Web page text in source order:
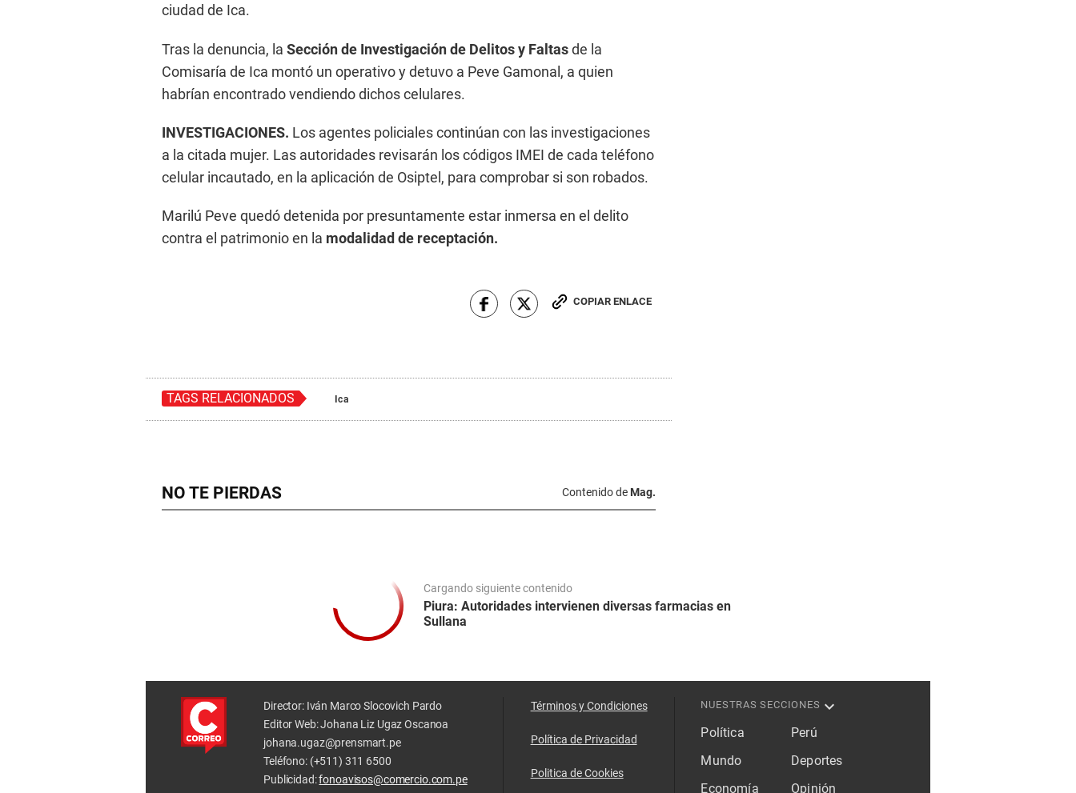
ciudad de Ica.
Tras la denuncia, la Sección de Investigación de Delitos y Faltasde la
Comisaría de Ica montó un operativo y detuvo a Peve Gamonal, a quien
habrían encontrado vendiendo dichos celulares.
INVESTIGACIONES. Los agentes policiales continúan con las investigaciones
a la citada mujer. Las autoridades revisarán los códigos IMEI de cada teléfono
celular incautado, en la aplicación de Osiptel, para comprobar si son robados.
Marilú Peve quedó detenida por presuntamente estar inmersa en el delito
contra el patrimonio en la modalidad de receptación.
COPIAR ENLACE
TAGS RELACIONADOS Ica
NO TE PIERDAS Contenido de Mag.
Cargando siguiente contenido
Piura: Autoridades intervienen diversas farmacias en
Sullana
Director: Iván Marco Slocovich Pardo
Editor Web: Johana Liz Ugaz Oscanoa
johana.ugaz@prensmart.pe
Teléfono: (+511) 311 6500
Publicidad:fonoavisos@comercio.com.pe
Términos y Condiciones
Política de Privacidad
Politica de Cookies
NUESTRAS SECCIONES
Política
Perú
Mundo
Deportes
Economía
Opinión